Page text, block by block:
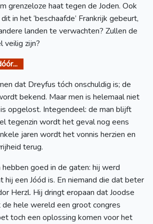
grenzeloze haat tegen de Joden. Ook
in het ‘beschaafde’ Frankrijk gebeurt,
landen te verwachten? Zullen de
veilig zijn?
dat Dreyfus tóch onschuldig is; de
bekend. Maar men is helemaal niet
opgelost. Integendeel: de man blijft
tegenzin wordt het geval nog eens
jaren wordt het vonnis herzien en
terug.
goed in de gaten: hij werd
een Jóód is. En niemand die dat beter
Herzl. Hij dringt eropaan dat Joodse
hele wereld een groot congres
toch een oplossing komen voor het